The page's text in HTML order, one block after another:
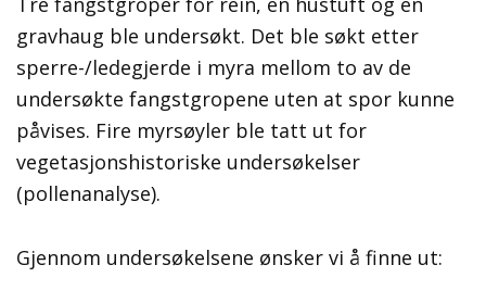
gravhaug ble undersøkt. Det ble søkt etter
sperre-/ledegjerde i myra mellom to av de
undersøkte fangstgropene uten at spor kunne
påvises. Fire myrsøyler ble tatt ut for
vegetasjonshistoriske undersøkelser
(pollenanalyse).
Gjennom undersøkelsene ønsker vi å finne ut: